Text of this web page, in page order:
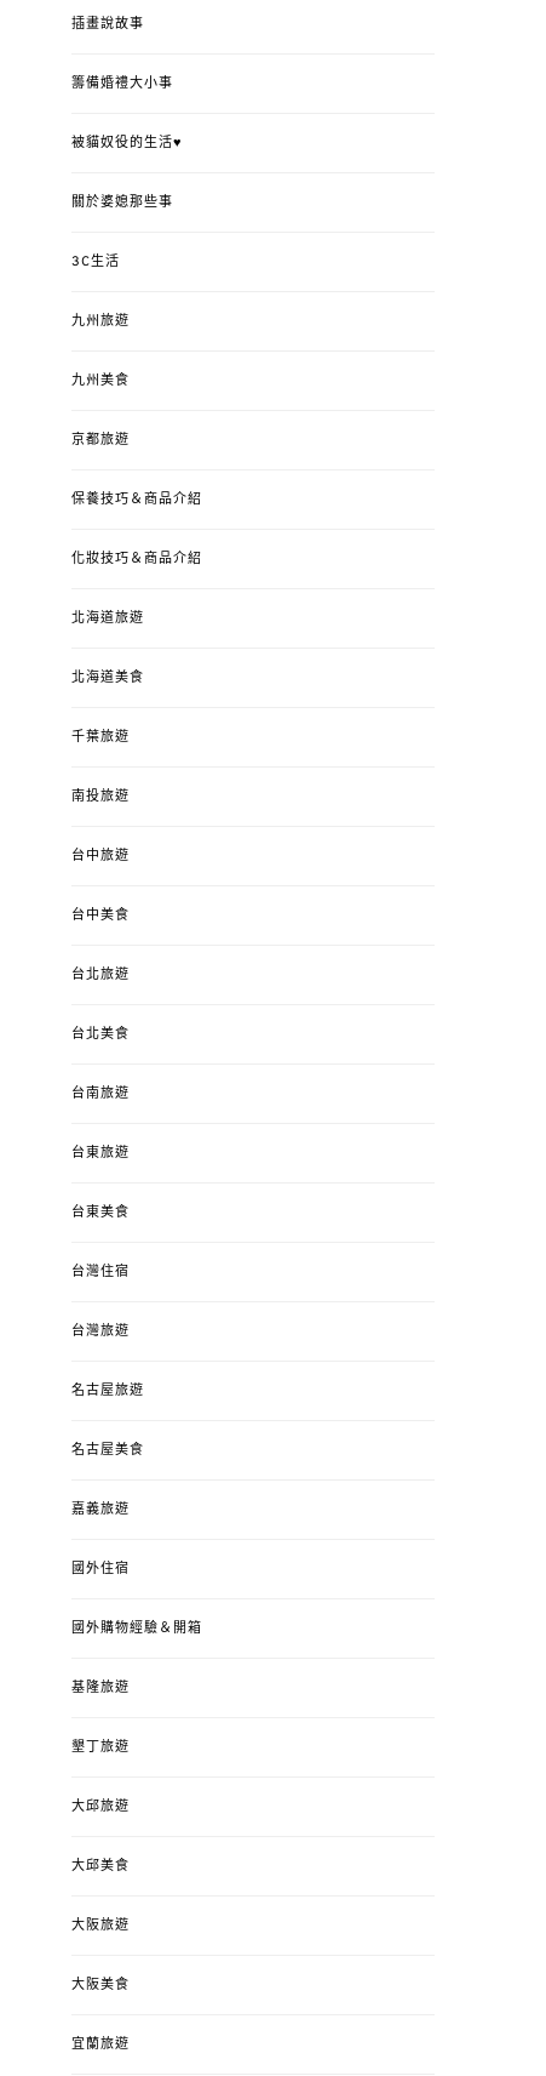
4y3m ：視力檢查、練習犯
錯、認識華德福
插畫說故事
籌備婚禮大小事
被貓奴役的生活♥
關於婆媳那些事
3C生活
九州旅遊
九州美食
京都旅遊
保養技巧＆商品介紹
化妝技巧＆商品介紹
北海道旅遊
北海道美食
千葉旅遊
南投旅遊
台中旅遊
台中美食
台北旅遊
台北美食
台南旅遊
台東旅遊
台東美食
台灣住宿
台灣旅遊
名古屋旅遊
名古屋美食
嘉義旅遊
國外住宿
國外購物經驗＆開箱
基隆旅遊
墾丁旅遊
大邱旅遊
大邱美食
大阪旅遊
大阪美食
宜蘭旅遊